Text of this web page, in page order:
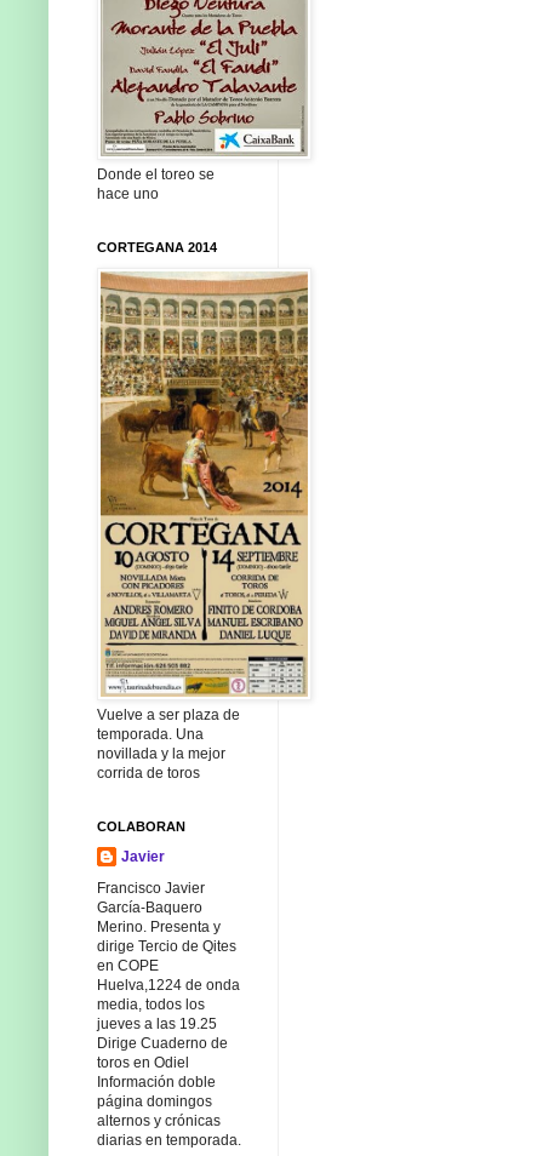
Donde el toreo se
hace uno
CORTEGANA 2014
Vuelve a ser plaza de
temporada. Una
novillada y la mejor
corrida de toros
COLABORAN
Javier
Francisco Javier
García-Baquero
Merino. Presenta y
dirige Tercio de Qites
en COPE
Huelva,1224 de onda
media, todos los
jueves a las 19.25
Dirige Cuaderno de
toros en Odiel
Información doble
página domingos
alternos y crónicas
diarias en temporada.